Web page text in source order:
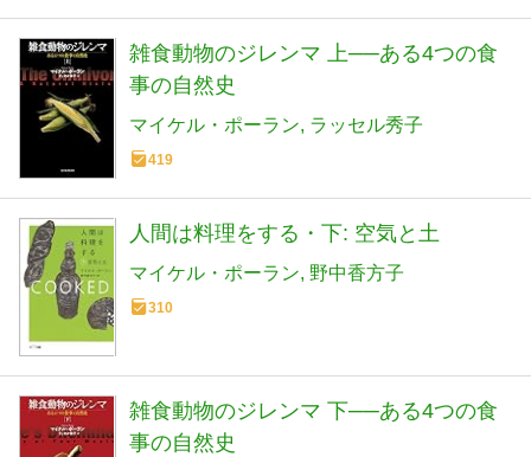
雑食動物のジレンマ 上──ある4つの食
事の自然史
マイケル・ポーラン ラッセル秀子
419
人間は料理をする・下: 空気と土
マイケル・ポーラン 野中香方子
310
雑食動物のジレンマ 下──ある4つの食
事の自然史